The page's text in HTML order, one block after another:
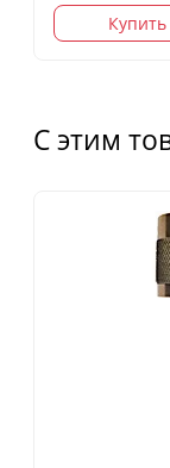
С этим